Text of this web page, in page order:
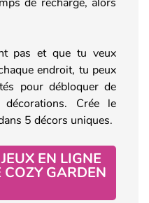
pas et que tu veux
endroit, tu peux
pour débloquer de
Crée le
5 décors uniques.
EN LIGNE
GARDEN